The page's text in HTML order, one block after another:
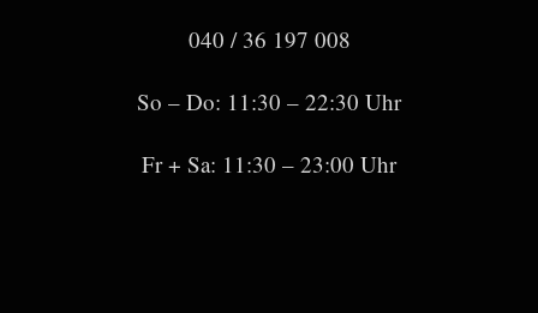
040 / 36 197 008
So – Do: 11:30 – 22:30 Uhr
Fr + Sa: 11:30 – 23:00 Uhr